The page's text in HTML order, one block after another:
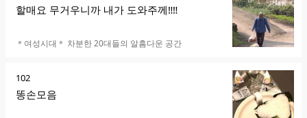
위
할매요 무거우니까 내가 도와주께‼️‼️
카페명
＊여성시대＊ 차분한 20대들의 알흠다운 공간
순
위
102
똥손모음